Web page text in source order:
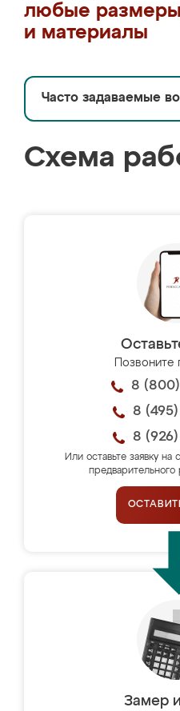
любые
и материалы
Часто задаваемые
Схема
8
8
8
Или оставьте заявку на
предварительного
Замер